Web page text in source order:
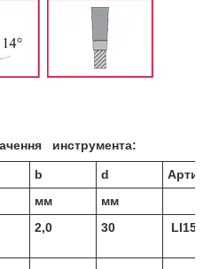
инструмента:
b d
мм
мм
2,0 30